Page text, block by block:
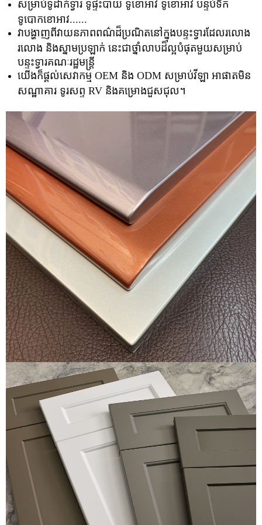
សម្រាប់ទូដាក់ទ្វារ ទូផ្ទះបាយ ទូខោអាវ ទូខោអាវ បន្ទប់ទឹក
ទូបោកខោអាវ......
វាបង្ហាញពីវាយនភាពពណ៌ដ៏ប្រណិតនៅក្នុងបន្ទះទ្វារដែលរលោង
រលោង និងស្នាមប្រឡាក់ នេះជាថ្នាំលាបដ៏ល្អបំផុតមួយសម្រាប់
បន្ទះទ្វារគណៈរដ្ឋមន្ត្រី
យើងក៏ផ្តល់សេវាកម្ម OEM និង ODM សម្រាប់វីឡា អាផាតមិន
សណ្ឋាគារ ទូរសព្ទ RV និងគម្រោងជួសជុល។